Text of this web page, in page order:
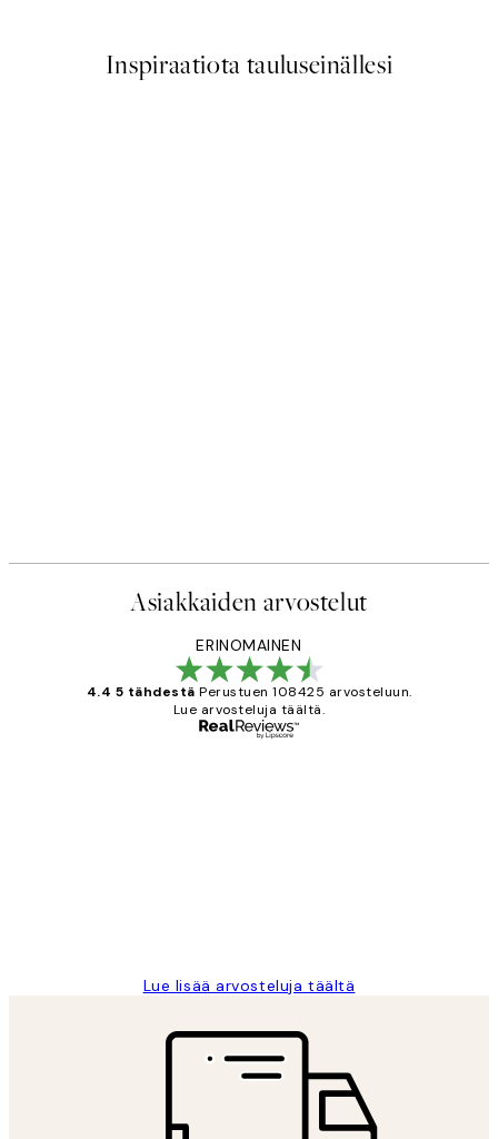
Inspiraatiota tauluseinällesi
Asiakkaiden arvostelut
ERINOMAINEN
4.4 5 tähdestä Perustuen 108425 arvosteluun.
Lue arvosteluja täältä.
Lue lisää arvosteluja täältä